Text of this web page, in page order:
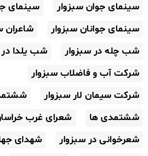
سینمای جوان سبزوار
سینمای
سینمای جوانان سبزوار
شاعران
شب چله در سبزوار
شب یلدا در
شرکت آب و فاضلاب سبزوار
شرکت سیمان لار سبزوار
ششتمدی ها
شعرای غرب
شعرخوانی در سبزوار
شهدای